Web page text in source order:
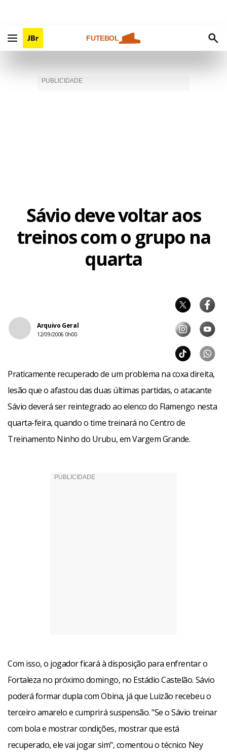
FUTEBOL
Sávio deve voltar aos
treinos com o grupo na
quarta
Arquivo Geral
12/09/2006 0h00
Praticamente recuperado de um problema na coxa direita,
lesão que o afastou das duas últimas partidas, o atacante
Sávio deverá ser reintegrado ao elenco do Flamengo nesta
quarta-feira, quando o time treinará no Centro de
Treinamento Ninho do Urubu, em Vargem Grande.
Com isso, o jogador ficará à disposição para enfrentar o
Fortaleza no próximo domingo, no Estádio Castelão. Sávio
poderá formar dupla com Obina, já que Luizão recebeu o
terceiro amarelo e cumprirá suspensão. "Se o Sávio treinar
com bola e mostrar condições, mostrar que está
recuperado, ele vai jogar sim", comentou o técnico Ney